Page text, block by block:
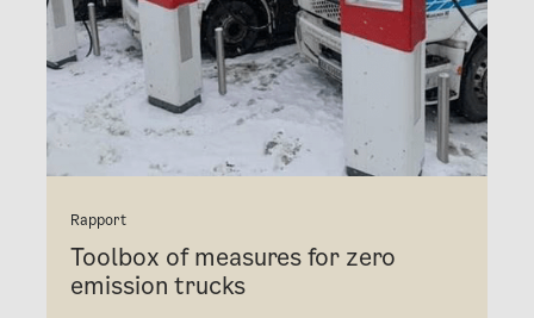
Rapport
Toolbox of measures for zero
emission trucks